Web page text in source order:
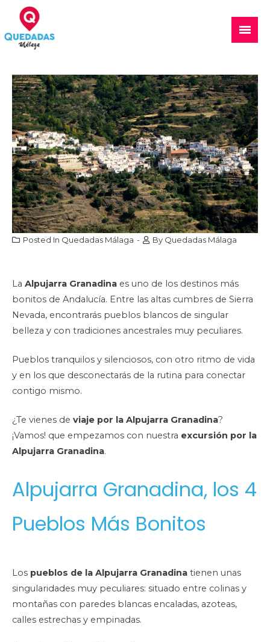
content
Quedadas, excursiones, eventos
Main
Menu
Posted In Quedadas Málaga - By Quedadas Málaga
La Alpujarra Granadina es uno de los destinos más
bonitos de Andalucía. Entre las altas cumbres de Sierra
Nevada, encontrarás pueblos blancos de singular
belleza y con tradiciones ancestrales muy peculiares.
Pueblos tranquilos y silenciosos, con otro ritmo de vida
y en los que desconectarás de la rutina para conectar
contigo mismo.
¿Te vienes de viaje por la Alpujarra Granadina?
¡Vamos! que empezamos con nuestra excursión por la
Alpujarra Granadina.
Alpujarra Granadina, los 4
Pueblos Más Bonitos
Los pueblos de la Alpujarra Granadina tienen unas
singularidades muy peculiares: situado entre colinas y
montañas con paredes blancas encaladas, azoteas,
calles estrechas y empinadas.